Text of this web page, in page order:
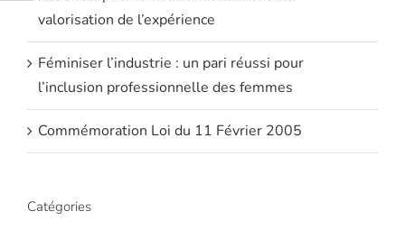
valorisation de l’expérience
Féminiser l’industrie : un pari réussi pour
l’inclusion professionnelle des femmes
Commémoration Loi du 11 Février 2005
Catégories